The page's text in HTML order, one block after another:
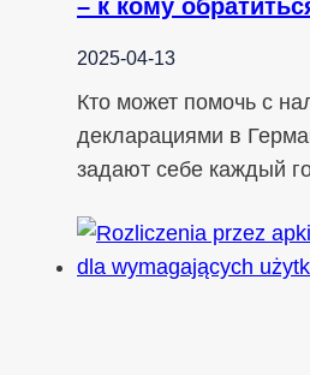
– к кому
2025-04-13
Кто может помочь с
декларациями в
задают себе каждый